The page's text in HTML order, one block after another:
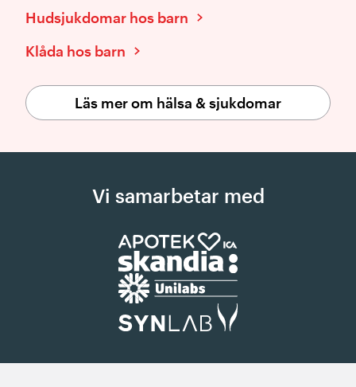
Hudsjukdomar hos barn
Klåda hos barn
Läs mer om hälsa & sjukdomar
Vi samarbetar med